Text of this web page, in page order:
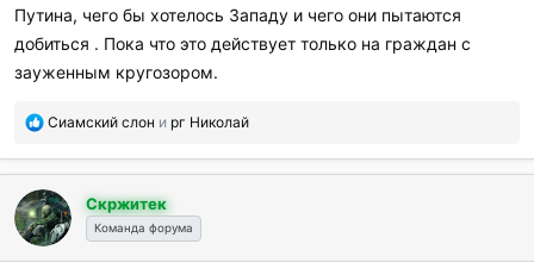
Путина, чего бы хотелось Западу и чего они пытаются
добиться . Пока что это действует только на граждан с
зауженным кругозором.
П
б
а
г
о
Сиамский слон и рг Николай
Скржитек
Команда форума